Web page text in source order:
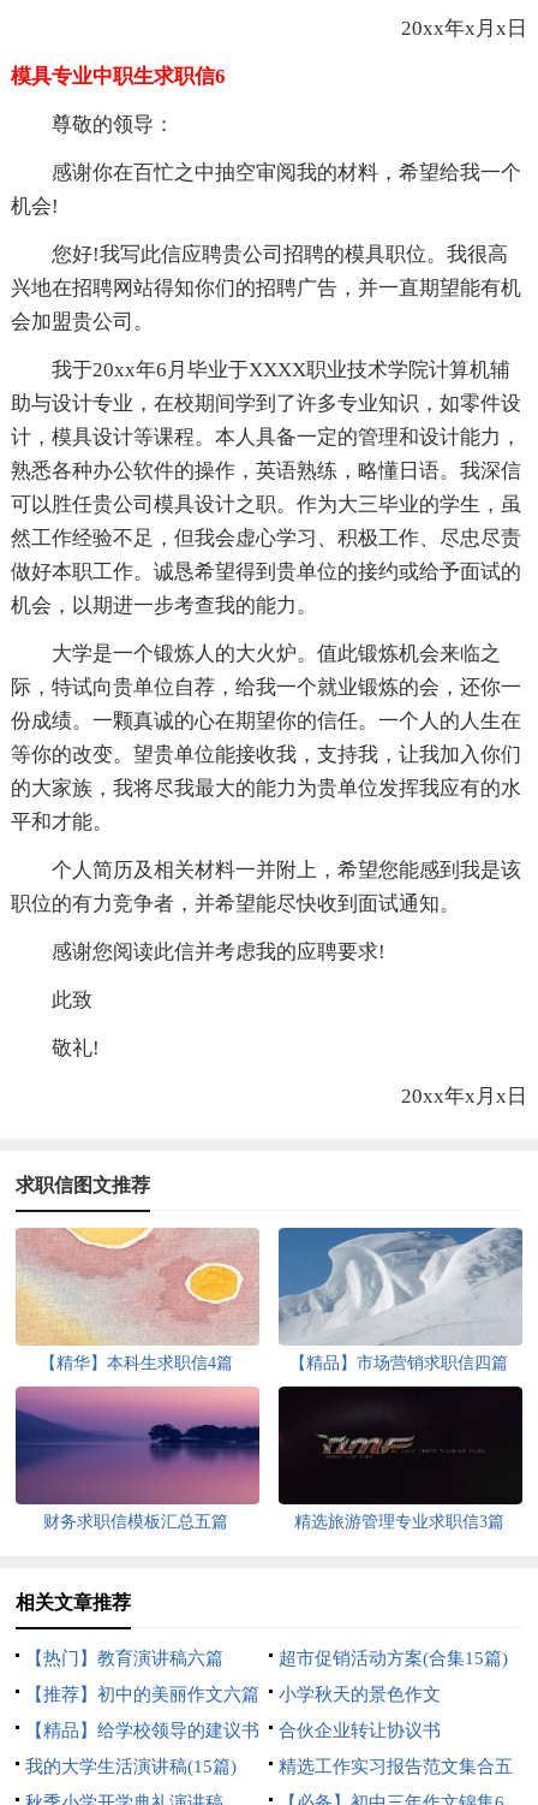
20xx年x月x日
模具专业中职生求职信6
尊敬的领导：
感谢你在百忙之中抽空审阅我的材料，希望给我一个
机会!
您好!我写此信应聘贵公司招聘的模具职位。我很高
兴地在招聘网站得知你们的招聘广告，并一直期望能有机
会加盟贵公司。
我于20xx年6月毕业于XXXX职业技术学院计算机辅
助与设计专业，在校期间学到了许多专业知识，如零件设
计，模具设计等课程。本人具备一定的管理和设计能力，
熟悉各种办公软件的操作，英语熟练，略懂日语。我深信
可以胜任贵公司模具设计之职。作为大三毕业的学生，虽
然工作经验不足，但我会虚心学习、积极工作、尽忠尽责
做好本职工作。诚恳希望得到贵单位的接约或给予面试的
机会，以期进一步考查我的能力。
大学是一个锻炼人的大火炉。值此锻炼机会来临之
际，特试向贵单位自荐，给我一个就业锻炼的会，还你一
份成绩。一颗真诚的心在期望你的信任。一个人的人生在
等你的改变。望贵单位能接收我，支持我，让我加入你们
的大家族，我将尽我最大的能力为贵单位发挥我应有的水
平和才能。
个人简历及相关材料一并附上，希望您能感到我是该
职位的有力竞争者，并希望能尽快收到面试通知。
感谢您阅读此信并考虑我的应聘要求!
此致
敬礼!
20xx年x月x日
求职信图文推荐
【精华】本科生求职信4篇 【精品】市场营销求职信四篇
财务求职信模板汇总五篇 精选旅游管理专业求职信3篇
相关文章推荐
【热门】教育演讲稿六篇
超市促销活动方案(合集15篇)
【推荐】初中的美丽作文六篇
小学秋天的景色作文
【精品】给学校领导的建议书
四篇
合伙企业转让协议书
我的大学生活演讲稿(15篇)
精选工作实习报告范文集合五